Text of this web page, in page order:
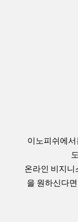
이노피쉬에
온라인 비지니
을 원하신다